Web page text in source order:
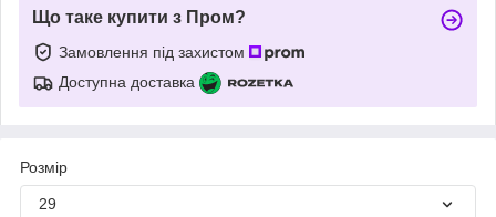
Що таке купити з Пром?
Замовлення під захистом
Доступна доставка
Розмір
29